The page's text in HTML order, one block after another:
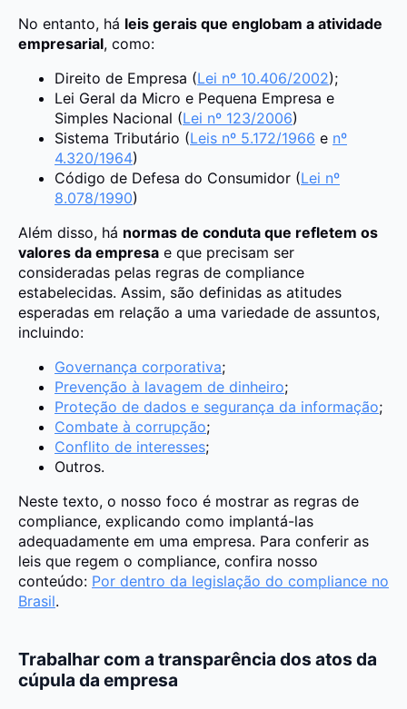
No entanto, há leis gerais que englobam a atividade
empresarial, como:
Direito de Empresa (Lei nº 10.406/2002);
Lei Geral da Micro e Pequena Empresa e
Simples Nacional (Lei nº 123/2006)
Sistema Tributário (Leis nº 5.172/1966 e nº
4.320/1964)
Código de Defesa do Consumidor (Lei nº
8.078/1990)
Além disso, há normas de conduta que refletem os
valores da empresa e que precisam ser
consideradas pelas regras de compliance
estabelecidas. Assim, são definidas as atitudes
esperadas em relação a uma variedade de assuntos,
incluindo:
Governança corporativa;
Prevenção à lavagem de dinheiro;
Proteção de dados e segurança da informação;
Combate à corrupção;
Conflito de interesses;
Outros.
Neste texto, o nosso foco é mostrar as regras de
compliance, explicando como implantá-las
adequadamente em uma empresa. Para conferir as
leis que regem o compliance, confira nosso
conteúdo: Por dentro da legislação do compliance no
Brasil.
Trabalhar com a transparência dos atos da
cúpula da empresa